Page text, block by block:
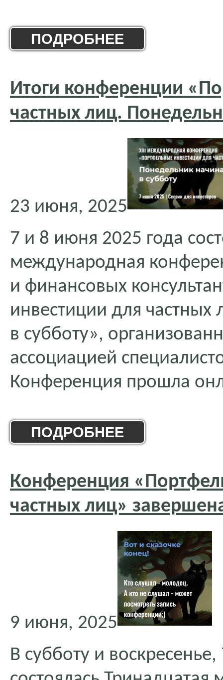
ПОДРОБНЕЕ
Итоги конференции
частных лиц.
23 июня, 2025
7 и 8 июня 2025 года
международная
и финансовых
инвестиции для частных
в субботу»,
ассоциацией
Конференция прошла
ПОДРОБНЕЕ
Конференция
частных лиц»
9 июня, 2025
В субботу и